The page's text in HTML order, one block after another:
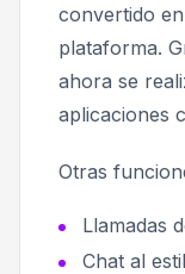
convertido
plataforma.
ahora se
aplicaciones
Otras
Llamadas
Chat al